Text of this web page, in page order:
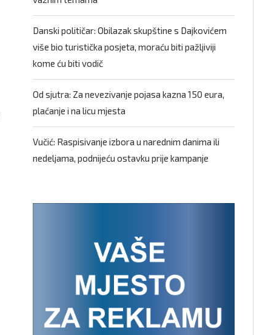
Danski političar: Obilazak skupštine s Dajkovićem
više bio turistička posjeta, moraću biti pažljiviji
kome ću biti vodič
Od sjutra: Za nevezivanje pojasa kazna 150 eura,
plaćanje i na licu mjesta
Vučić: Raspisivanje izbora u narednim danima ili
nedeljama, podnijeću ostavku prije kampanje